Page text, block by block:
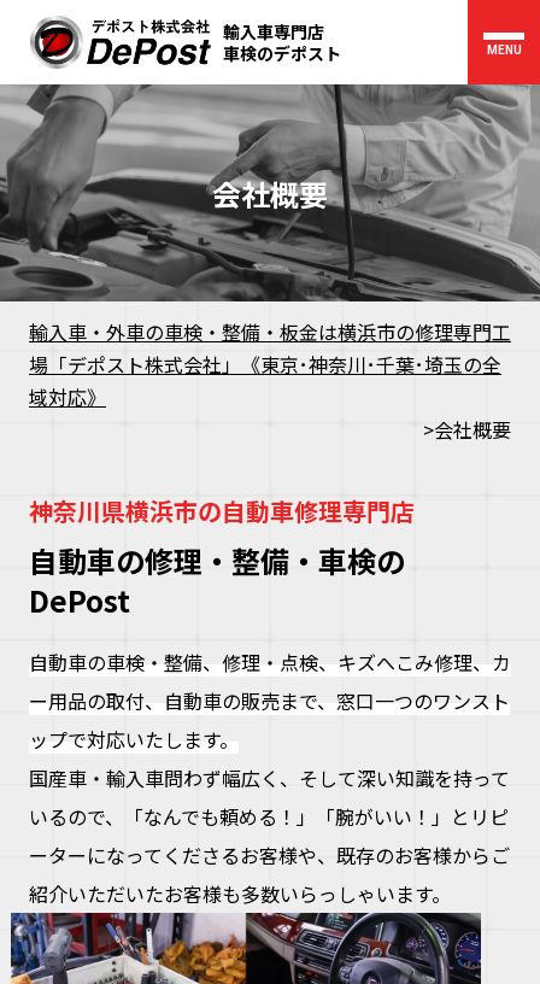
輸入車専門店
車検のデポスト
MENU
会社概要
輸入車・外車の車検・整備・板金は横浜市の修理専門工
場「デポスト株式会社」《東京･神奈川･千葉･埼玉の全
域対応》
>会社概要
神奈川県横浜市の自動車修理専門店
自動車の修理・整備・車検の
DePost
自動車の車検・整備、修理・点検、キズへこみ修理、カ
ー用品の取付、自動車の販売まで、窓口一つのワンスト
ップで対応いたします。
国産車・輸入車問わず幅広く、そして深い知識を持って
いるので、「なんでも頼める！」「腕がいい！」とリピ
ーターになってくださるお客様や、既存のお客様からご
紹介いただいたお客様も多数いらっしゃいます。